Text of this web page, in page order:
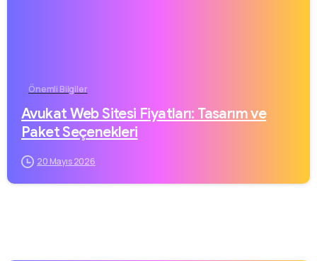
Önemli Bilgiler
Avukat Web Sitesi Fiyatları: Tasarım ve
Paket Seçenekleri
20 Mayıs 2026